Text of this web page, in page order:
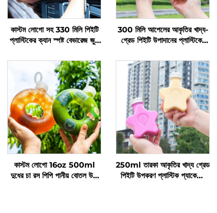
কাস্টম লোগো সহ 330 মিলি পিইটি
প্লাস্টিকের ক্যান স্পষ্ট বেভারেজ জুস
300 মিলি আপেলের আকৃতির খাদ্য-
গ্রেড পিইটি উপাদানের প্লাস্টিকের
ধারণ করতে পারে, সৃজনশীল ডিজাইন,
শিশুদের পছন্দ
কাস্টম লোগো 16oz 500ml
দুধের চা রস পিপি পানীয় বোতল উচ্চ
250ml তারকা আকৃতির খাদ্য গ্রেড
পিইটি উপকরণ প্লাস্টিক প্যাকেজিং